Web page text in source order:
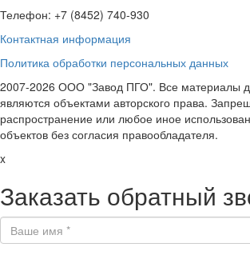
Телефон: +7 (8452) 740-930
Контактная информация
Политика обработки персональных данных
2007-2026 ООО "Завод ПГО". Все материалы
являются объектами авторского права.
распространение или любое иное
объектов без согласия правообладателя.
x
Заказать обратный